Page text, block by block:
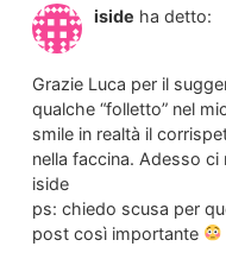
iside ha detto:
Grazie Luca per il
qualche “folletto” nel
smile in realtà il
nella faccina. Adesso ci
iside
ps: chiedo scusa per
post così importante